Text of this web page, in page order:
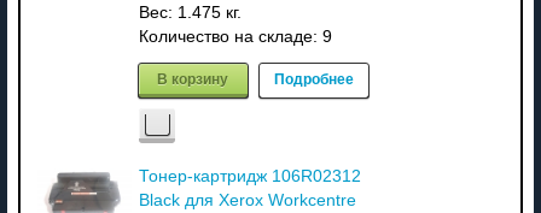
Вес: 1.475 кг.
Количество на складе: 9
В корзину Подробнее
Тонер-картридж 106R02312
Black для Xerox Workcentre